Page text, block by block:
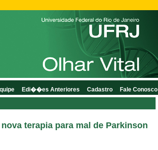
terapia para mal de Parkinson
Edi��es Anteriores Cadastro Fale Conosco